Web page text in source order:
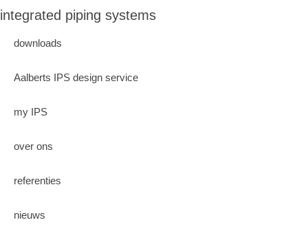
integrated piping systems
downloads
Aalberts IPS design service
my IPS
over ons
referenties
nieuws